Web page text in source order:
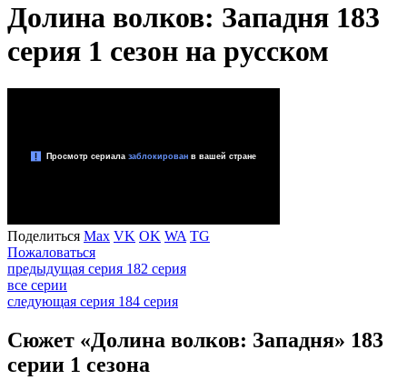
Долина волков: Западня 183
серия 1 сезон на русском
Поделиться Max VK OK WA TG
Пожаловаться
предыдущая серия 182 серия
все серии
следующая серия 184 серия
Сюжет «Долина волков: Западня» 183
серии 1 сезона